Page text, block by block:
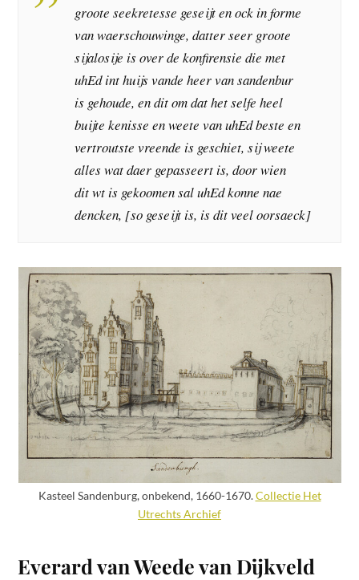
groote seekretesse geseijt en ock in forme
van waerschouwinge, datter seer groote
sijalosije is over de konfirensie die met
uhEd int huijs vande heer van sandenbur
is gehoude, en dit om dat het selfe heel
buijte kenisse en weete van uhEd beste en
vertroutste vreende is geschiet, sij weete
alles wat daer gepasseert is, door wien
dit wt is gekoomen sal uhEd konne nae
dencken, [so geseijt is, is dit veel oorsaeck]
Kasteel Sandenburg, onbekend, 1660-1670.Collectie Het
Utrechts Archief
Everard van Weede van Dijkveld